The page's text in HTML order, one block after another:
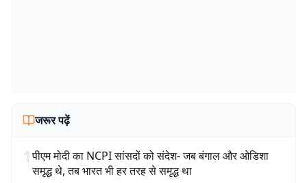
जरूर पढ़ें
1पीएम मोदी का NCPI सांसदों को संदेश- जब बंगाल और ओडिशा
समृद्ध थे, तब भारत भी हर तरह से समृद्ध था